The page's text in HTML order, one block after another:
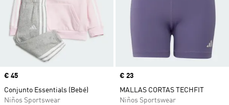
Precio
€ 45
Conjunto Essentials (Bebé)
Niños Sportswear
Precio
€ 23
MALLAS CORTAS TECHFIT
Niños Sportswear